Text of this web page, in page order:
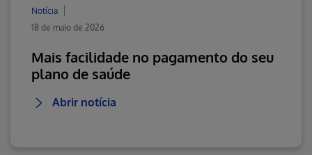
Notícia
18 de maio de 2026
Mais facilidade no pagamento do seu
plano de saúde
Abrir notícia